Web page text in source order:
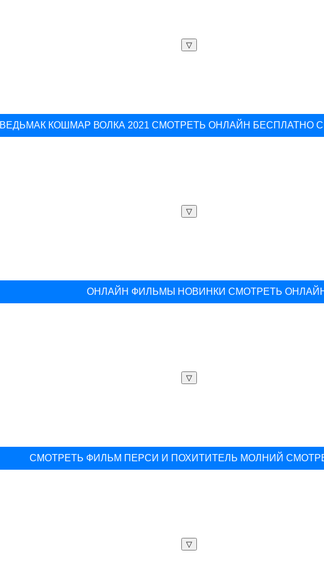
▽
ВЕДЬМАК КОШМАР ВОЛКА 2021 СМОТРЕТЬ ОНЛАЙН БЕСПЛАТНО
▽
ОНЛАЙН ФИЛЬМЫ НОВИНКИ СМОТРЕТЬ
▽
СМОТРЕТЬ ФИЛЬМ ПЕРСИ И ПОХИТИТЕЛЬ МОЛНИЙ
▽